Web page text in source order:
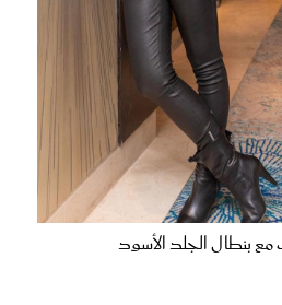
مع بنطال الجلد الأسود